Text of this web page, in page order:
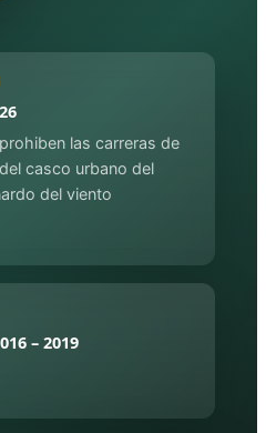
las carreras de
casco urbano del
del viento
– 2019